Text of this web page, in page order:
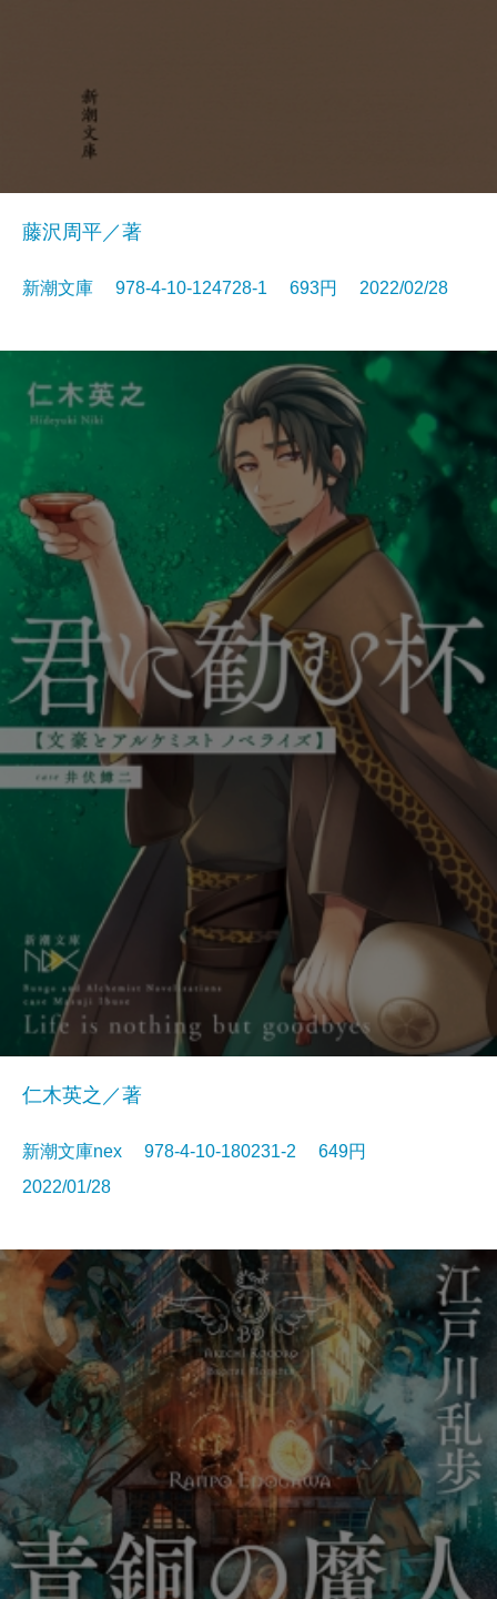
藤沢周平／著
新潮文庫 978-4-10-124728-1 693円 2022/02/28
仁木英之／著
新潮文庫nex 978-4-10-180231-2 649円
2022/01/28